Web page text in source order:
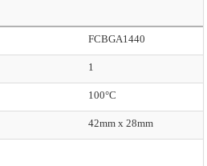
FCBGA1440
1
100°C
42mm x 28mm